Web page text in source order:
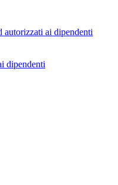
ai dipendenti
dipendenti